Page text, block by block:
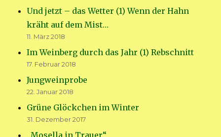
Und jetzt – das Wetter (1) Wenn der Hahn
kräht auf dem Mist…
11. März 2018
Im Weinberg durch das Jahr (1) Rebschnitt
17. Februar 2018
Jungweinprobe
22. Januar 2018
Grüne Glöckchen im Winter
31. Dezember 2017